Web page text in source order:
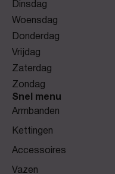
Dinsdag
Woensdag
Donderdag
Vrijdag
Zaterdag
Zondag
Snel menu
Armbanden
Kettingen
Accessoires
Vazen